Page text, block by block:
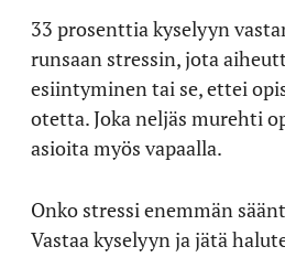
33 prosenttia kyselyyn
runsaan stressin, jota
esiintyminen tai se, ettei
otetta. Joka neljäs murehti
asioita myös vapaalla.
Onko stressi enemmän
Vastaa kyselyyn ja jätä